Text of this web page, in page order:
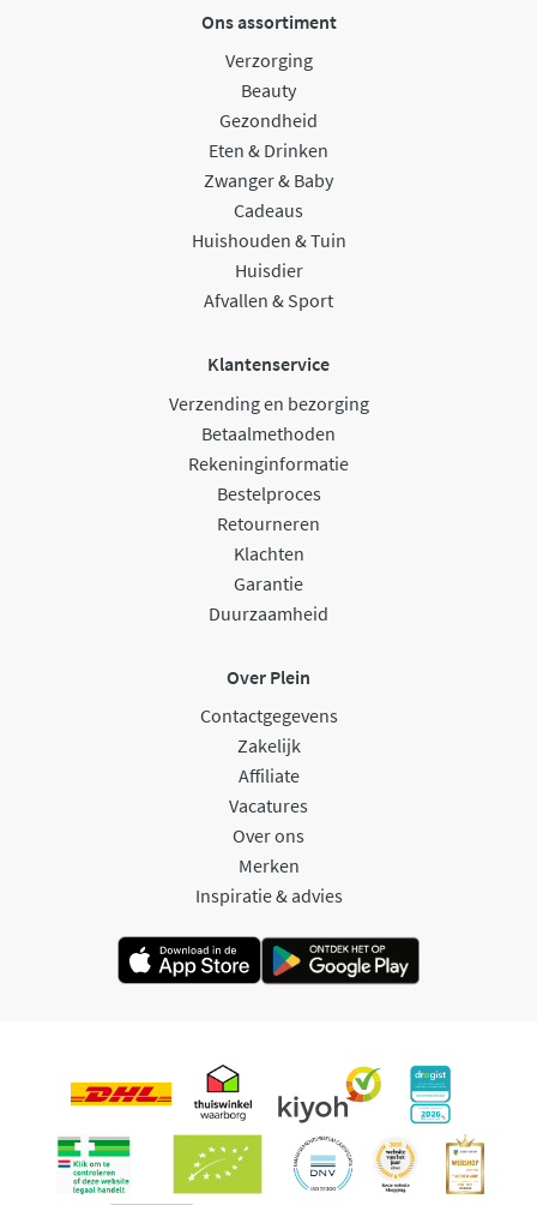
Ons assortiment
Verzorging
Beauty
Gezondheid
Eten & Drinken
Zwanger & Baby
Cadeaus
Huishouden & Tuin
Huisdier
Afvallen & Sport
Klantenservice
Verzending en bezorging
Betaalmethoden
Rekeninginformatie
Bestelproces
Retourneren
Klachten
Garantie
Duurzaamheid
Over Plein
Contactgegevens
Zakelijk
Affiliate
Vacatures
Over ons
Merken
Inspiratie & advies